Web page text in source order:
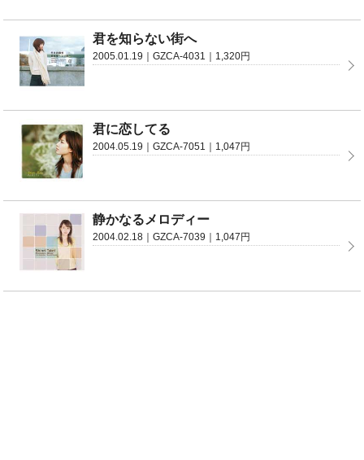
君を知らない街へ
2005.01.19｜GZCA-4031｜1,320円
君に恋してる
2004.05.19｜GZCA-7051｜1,047円
静かなるメロディー
2004.02.18｜GZCA-7039｜1,047円